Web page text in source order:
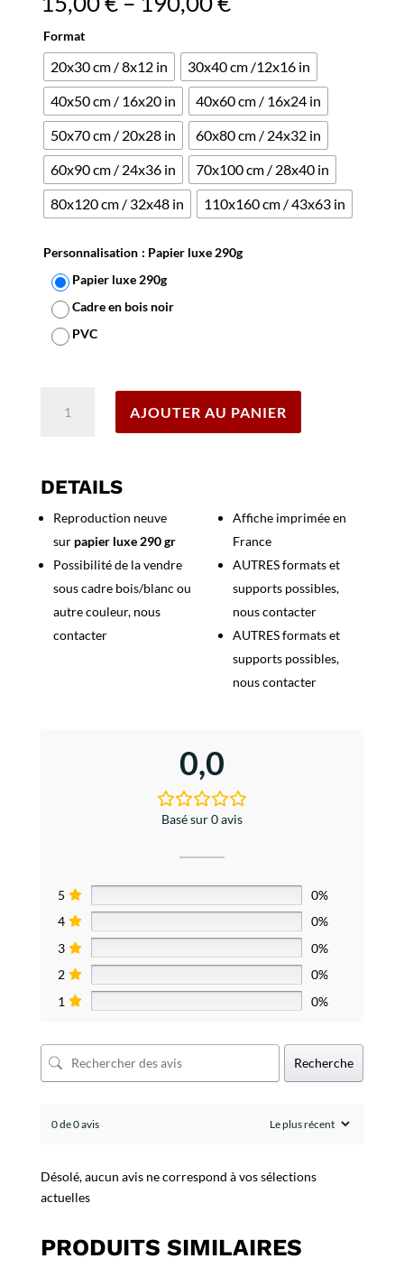
Format
20x30 cm / 8x12 in
30x40 cm /12x16 in
40x50 cm / 16x20 in
40x60 cm / 16x24 in
50x70 cm / 20x28 in
60x80 cm / 24x32 in
60x90 cm / 24x36 in
70x100 cm / 28x40 in
80x120 cm / 32x48 in
110x160 cm / 43x63 in
Personnalisation : Papier luxe 290g
Papier luxe 290g
Cadre en bois noir
PVC
Trieste
AJOUTER AU PANIER
DETAILS
Reproduction neuve
sur papier luxe 290 gr
Possibilité de la vendre
sous cadre bois/blanc ou
autre couleur, nous
contacter
Affiche imprimée en
France
AUTRES formats et
supports possibles,
nous contacter
AUTRES formats et
supports possibles,
nous contacter
0,0
Basé sur 0 avis
5
0%
4
0%
3
0%
2
0%
1
0%
Recherche
0 de 0 avis
Désolé, aucun avis ne correspond à vos sélections
actuelles
PRODUITS SIMILAIRES